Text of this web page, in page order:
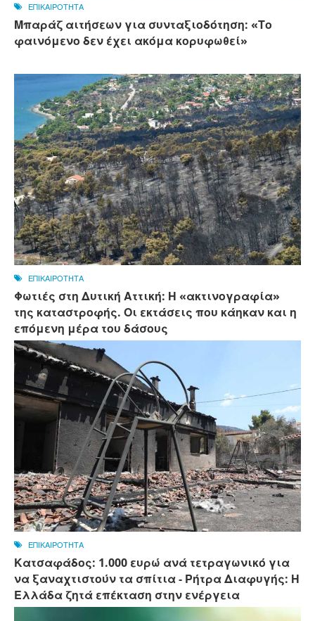
ΕΠΙΚΑΙΡΟΤΗΤΑ
Μπαράζ αιτήσεων για συνταξιοδότηση: «Το
φαινόμενο δεν έχει ακόμα κορυφωθεί»
ΕΠΙΚΑΙΡΟΤΗΤΑ
Φωτιές στη Δυτική Αττική: Η «ακτινογραφία»
της καταστροφής. Οι εκτάσεις που κάηκαν και η
επόμενη μέρα του δάσους
ΕΠΙΚΑΙΡΟΤΗΤΑ
Κατσαφάδος: 1.000 ευρώ ανά τετραγωνικό για
να ξαναχτιστούν τα σπίτια - Ρήτρα Διαφυγής: Η
Ελλάδα ζητά επέκταση στην ενέργεια